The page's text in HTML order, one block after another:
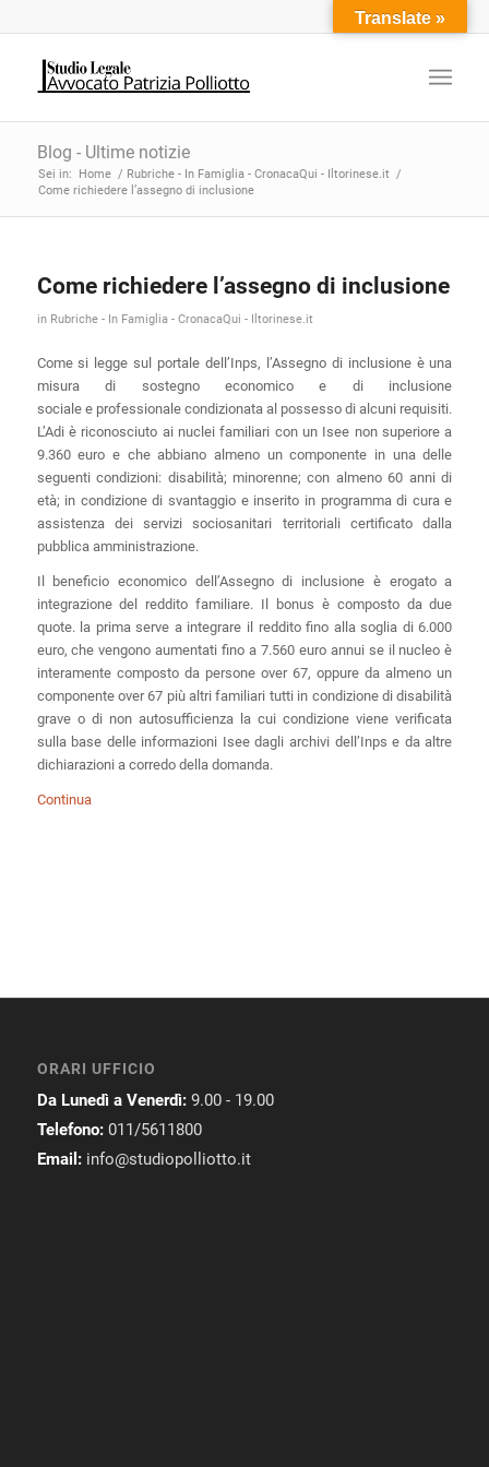
Blog - Ultime notizie
Sei in: Home / Rubriche - In Famiglia - CronacaQui - Iltorinese.it /
Come richiedere l’assegno di inclusione
Come richiedere l’assegno di inclusione
in Rubriche - In Famiglia - CronacaQui - Iltorinese.it
Come si legge sul portale dell’Inps, l’Assegno di inclusione è una
misura di sostegno economico e di inclusione
sociale e professionale condizionata al possesso di alcuni requisiti.
L’Adi è riconosciuto ai nuclei familiari con un Isee non superiore a
9.360 euro e che abbiano almeno un componente in una delle
seguenti condizioni: disabilità; minorenne; con almeno 60 anni di
età; in condizione di svantaggio e inserito in programma di cura e
assistenza dei servizi sociosanitari territoriali certificato dalla
pubblica amministrazione.
Il beneficio economico dell’Assegno di inclusione è erogato a
integrazione del reddito familiare. Il bonus è composto da due
quote. la prima serve a integrare il reddito fino alla soglia di 6.000
euro, che vengono aumentati fino a 7.560 euro annui se il nucleo è
interamente composto da persone over 67, oppure da almeno un
componente over 67 più altri familiari tutti in condizione di disabilità
grave o di non autosufficienza la cui condizione viene verificata
sulla base delle informazioni Isee dagli archivi dell’Inps e da altre
dichiarazioni a corredo della domanda.
Continua
ORARI UFFICIO
Da Lunedì a Venerdì: 9.00 - 19.00
Telefono: 011/5611800
Email: info@studiopolliotto.it
Translate »